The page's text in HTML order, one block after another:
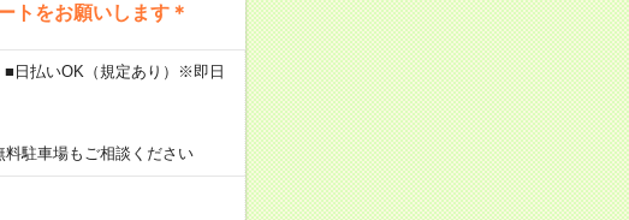
トをお願いします＊
日払いOK（規定あり）※即日
駐車場もご相談ください